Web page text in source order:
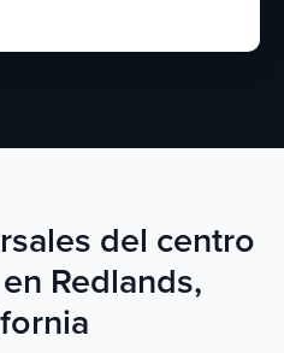
del centro
Redlands,